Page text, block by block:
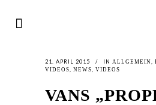
21. APRIL 2015 IN ALLGEMEIN
VIDEOS
NEWS VIDEOS
VANS